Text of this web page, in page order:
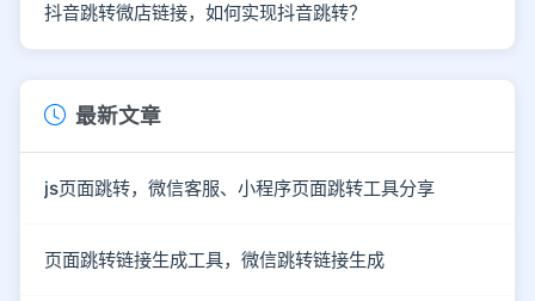
抖音跳转微店链接，如何实现抖音跳转？
最新文章
js页面跳转，微信客服、小程序页面跳转工具分享
页面跳转链接生成工具，微信跳转链接生成